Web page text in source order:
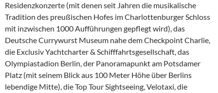
Residenzkonzerte (mit denen seit Jahren die musikalische
Tradition des preußischen Hofes im Charlottenburger Schloss
mit inzwischen 1000 Aufführungen gepflegt wird), das
Deutsche Currywurst Museum nahe dem Checkpoint Charlie,
die Exclusiv Yachtcharter & Schifffahrtsgesellschaft, das
Olympiastadion Berlin, der Panoramapunkt am Potsdamer
Platz (mit seinem Blick aus 100 Meter Höhe über Berlins
lebendige Mitte), die Top Tour Sightseeing, Velotaxi, die